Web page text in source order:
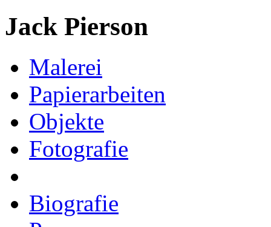
Jack Pierson
Malerei
Papierarbeiten
Objekte
Fotografie
Biografie